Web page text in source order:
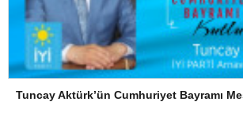
Tuncay Aktürk’ün Cumhuriyet Bayramı